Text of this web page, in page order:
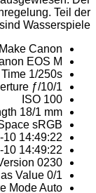
Teil der
Wasserspiele.
Canon
EOS M
1/250s
ƒ/10/1
ISO 100
18/1 mm
sRGB
10 14:49:22
10 14:49:22
0230
Value 0/1
ModeAuto